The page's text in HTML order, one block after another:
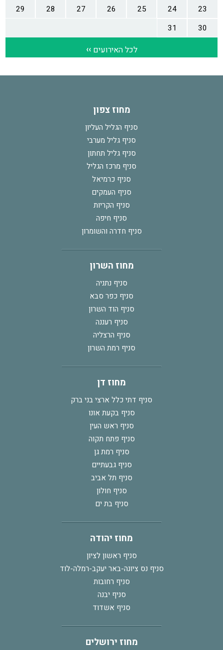
מחוז צפון
סניף הגליל העליון
סניף גליל מערבי
סניף גליל תחתון
סניף מרכז הגליל
סניף כרמיאל
סניף העמקים
סניף הקריות
סניף חיפה
סניף חדרה והשומרון
מחוז השרון
סניף נתניה
סניף כפר סבא
סניף הוד השרון
סניף רעננה
סניף הרצליה
סניף רמת השרון
מחוז דן
סניף דתי כלל ארצי בני ברק
סניף בקעת אונו
סניף ראש העין
סניף פתח תקוה
סניף רמת גן
סניף גבעתיים
סניף תל אביב
סניף חולון
סניף בת ים
מחוז יהודה
סניף ראשון לציון
סניף נס ציונה-באר יעקב-רמלה-לוד
סניף רחובות
סניף יבנה
סניף אשדוד
מחוז ירושלים